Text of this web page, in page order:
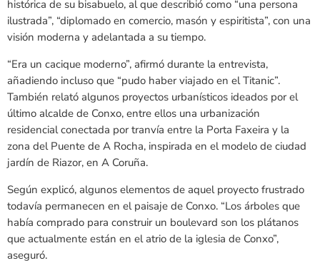
histórica de su bisabuelo, al que describió como “una persona
ilustrada”, “diplomado en comercio, masón y espiritista”, con una
visión moderna y adelantada a su tiempo.
“Era un cacique moderno”, afirmó durante la entrevista,
añadiendo incluso que “pudo haber viajado en el Titanic”.
También relató algunos proyectos urbanísticos ideados por el
último alcalde de Conxo, entre ellos una urbanización
residencial conectada por tranvía entre la Porta Faxeira y la
zona del Puente de A Rocha, inspirada en el modelo de ciudad
jardín de Riazor, en A Coruña.
Según explicó, algunos elementos de aquel proyecto frustrado
todavía permanecen en el paisaje de Conxo. “Los árboles que
había comprado para construir un boulevard son los plátanos
que actualmente están en el atrio de la iglesia de Conxo”,
aseguró.